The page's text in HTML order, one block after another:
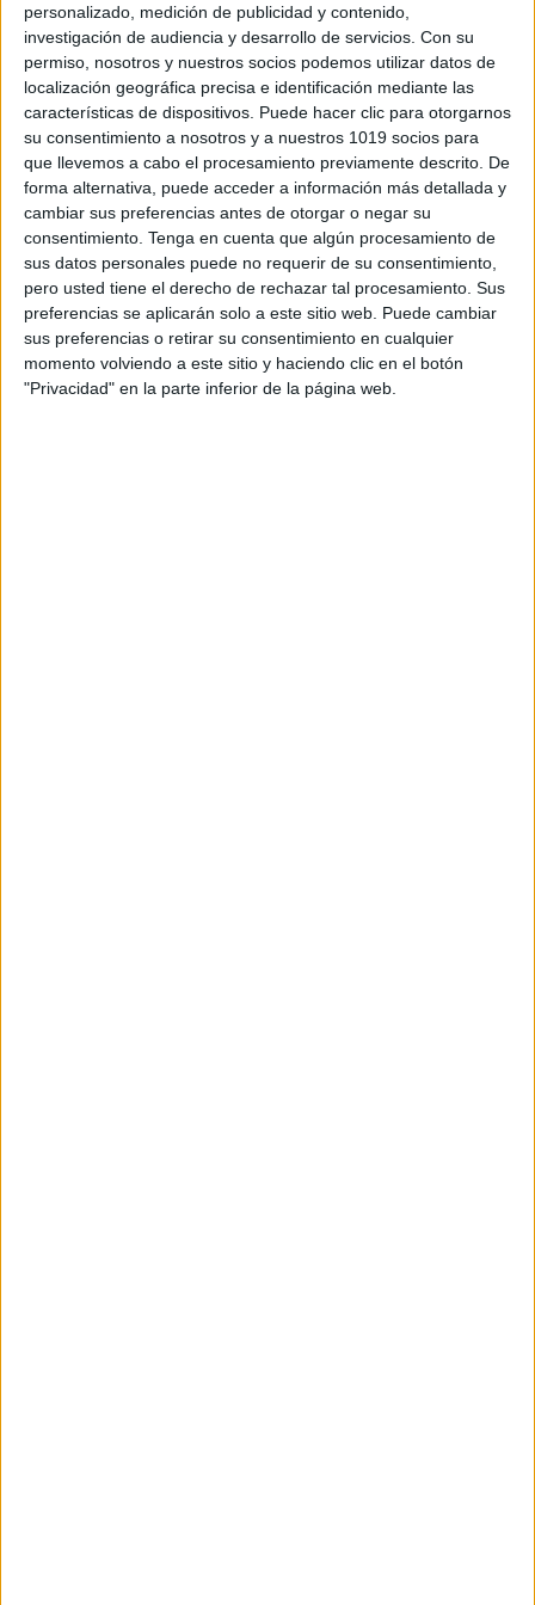
personalizado, medición de publicidad y contenido,
investigación de audiencia y desarrollo de servicios. Con su
permiso, nosotros y nuestros socios podemos utilizar datos de
localización geográfica precisa e identificación mediante las
características de dispositivos. Puede hacer clic para otorgarnos
su consentimiento a nosotros y a nuestros 1019 socios para
que llevemos a cabo el procesamiento previamente descrito. De
forma alternativa, puede acceder a información más detallada y
cambiar sus preferencias antes de otorgar o negar su
consentimiento. Tenga en cuenta que algún procesamiento de
sus datos personales puede no requerir de su consentimiento,
pero usted tiene el derecho de rechazar tal procesamiento. Sus
preferencias se aplicarán solo a este sitio web. Puede cambiar
sus preferencias o retirar su consentimiento en cualquier
momento volviendo a este sitio y haciendo clic en el botón
"Privacidad" en la parte inferior de la página web.
del año.